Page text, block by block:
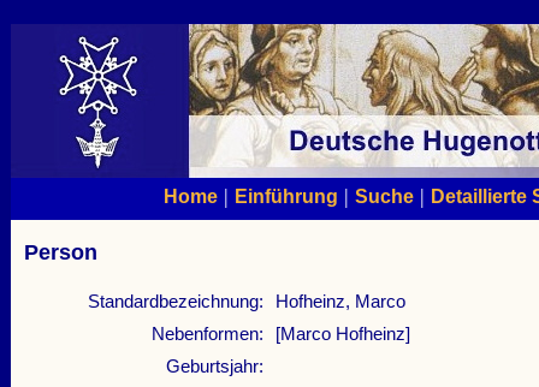
Home| Einführung | Suche| Detaillierte
Person
Standardbezeichnung:
Hofheinz, Marco
Nebenformen:
[Marco Hofheinz]
Geburtsjahr: